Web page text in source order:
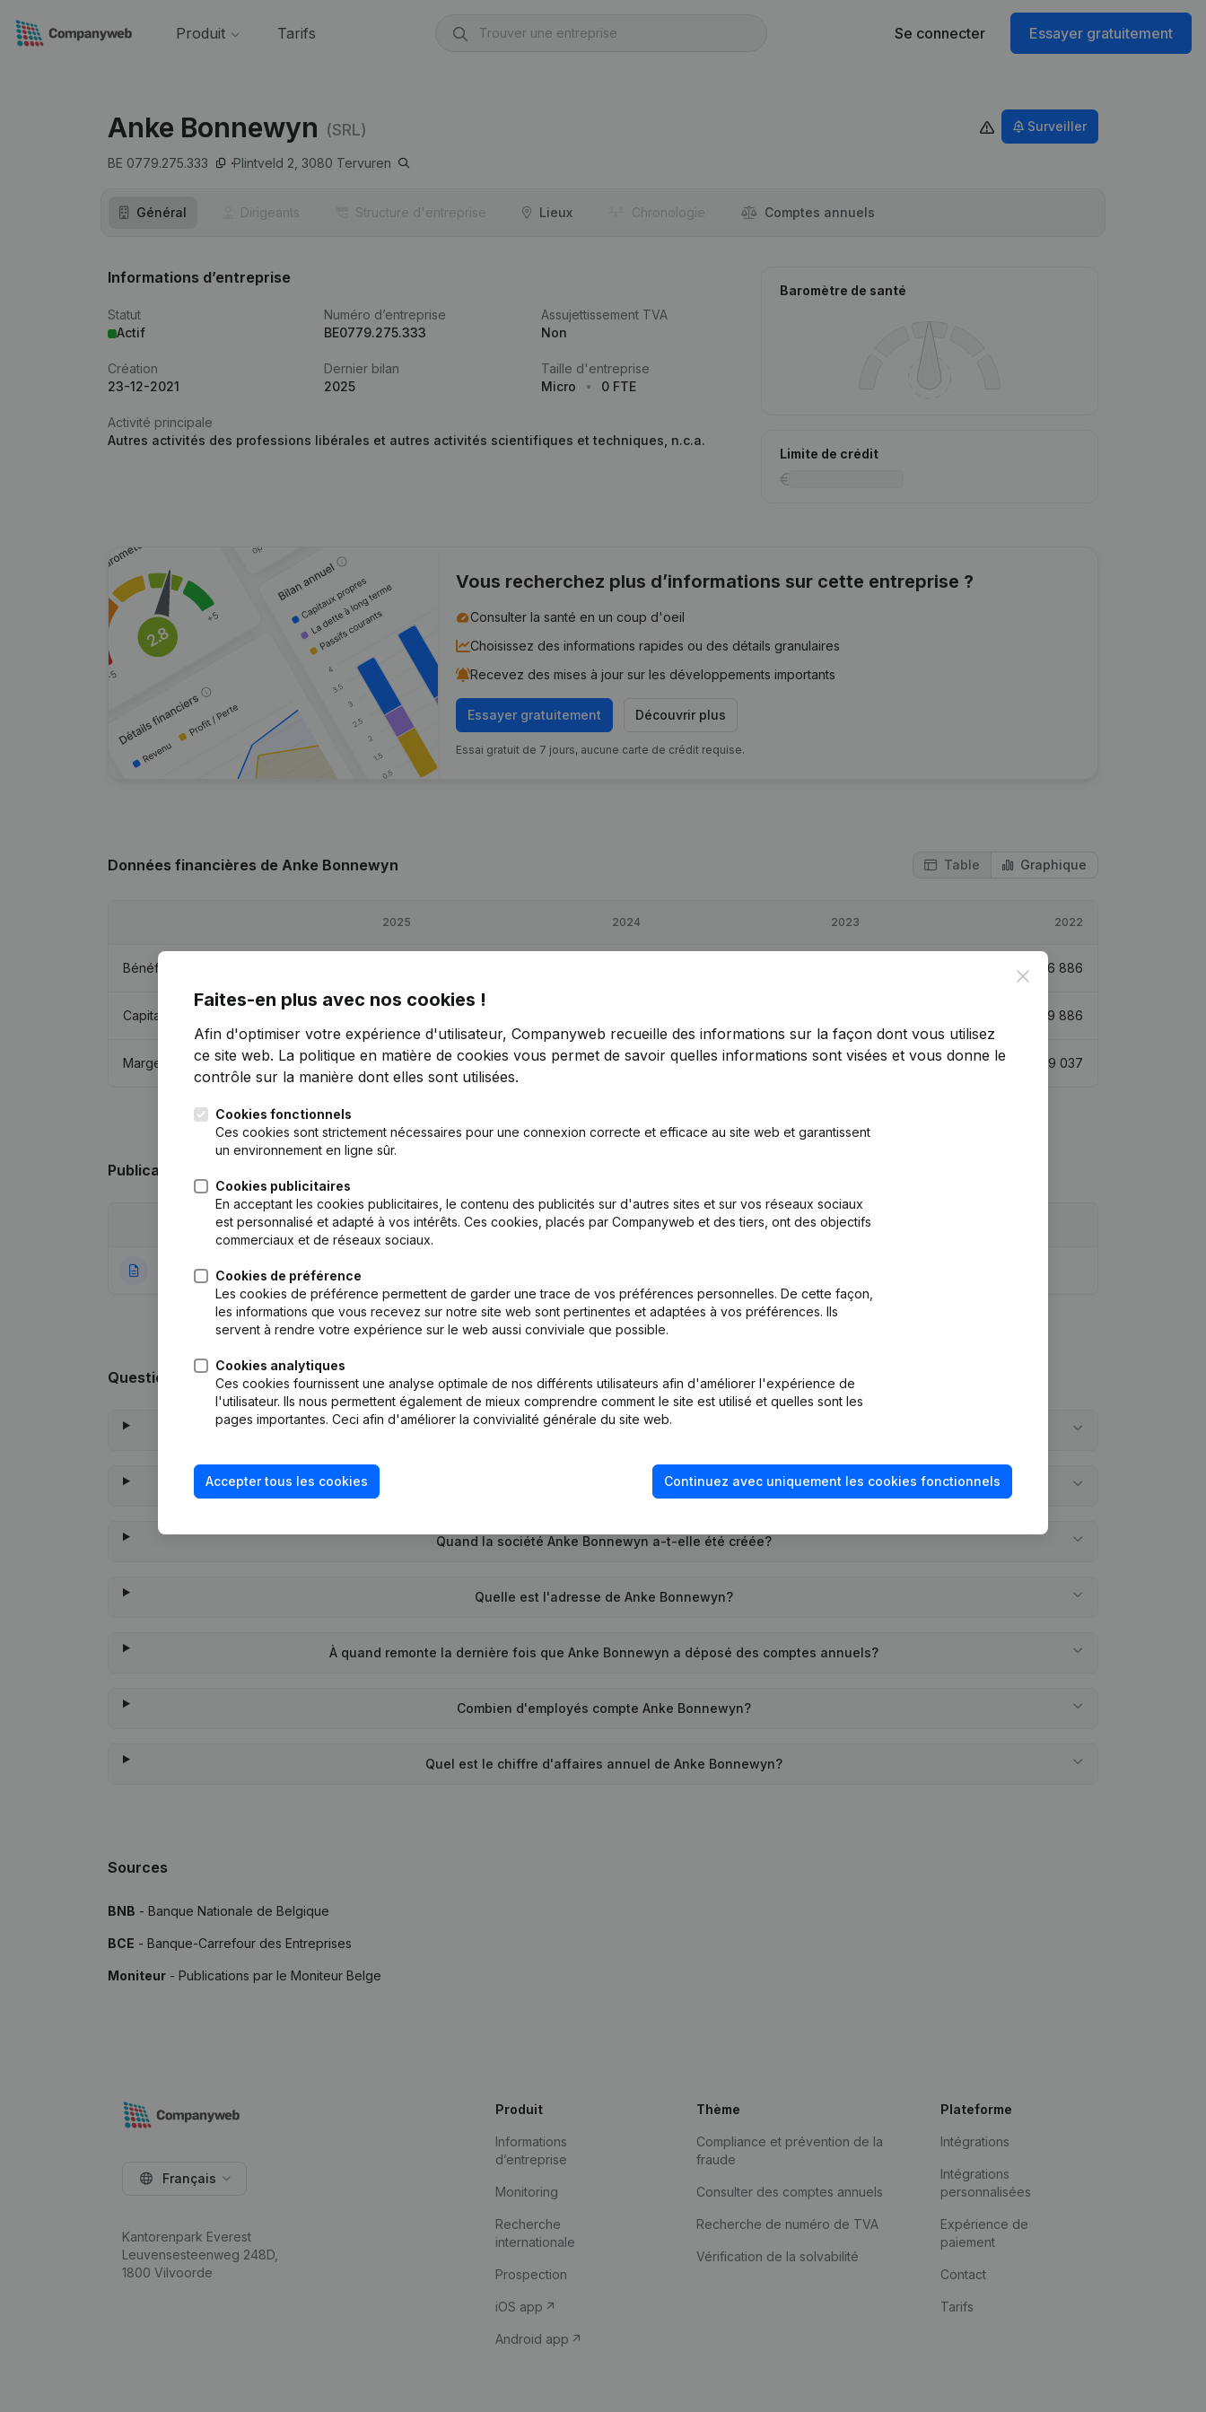
Produit Tarifs Se connecter Essayer gratuitement
Anke Bonnewyn (SRL)
BE 0779.275.333 Plintveld 2, 3080 Tervuren
Surveiller
Général Dirigeants Structure d'entreprise Lieux Chronologie Comptes annuels
Informations d’entreprise
Statut
Actif
Numéro d’entreprise
BE0779.275.333
Assujettissement TVA
Non
Création
23-12-2021
Dernier bilan
2025
Taille d'entreprise
Micro
0 FTE
Activité principale
Autres activités des professions libérales et autres activités scientifiques et techniques, n.c.a.
Baromètre de santé
Limite de crédit
Vous recherchez plus d’informations sur cette entreprise ?
Consulter la santé en un coup d'oeil
Choisissez des informations rapides ou des détails granulaires
Recevez des mises à jour sur les développements importants
Essayer gratuitement Découvrir plus
Essai gratuit de 7 jours, aucune carte de crédit requise.
Données financières de Anke Bonnewyn Table Graphique
2025 2024 2023 2022
Bénéfices/pertes 6 886
Capitaux propres 9 886
Marge brute €10 719 -2,65% €11 011 -5,23% €11 619 28,56% 9 037
Publications
Publication
27-12-2021 Rubrique Constitution (Nouvelle Personne Morale, Ouverture Succursale, etc...)
Questions fréquemment posées
Quel est le numéro d'entreprise de Anke Bonnewyn?
Quel est l'identifiant PEPPOL de Anke Bonnewyn?
Quand la société Anke Bonnewyn a-t-elle été créée?
Quelle est l'adresse de Anke Bonnewyn?
À quand remonte la dernière fois que Anke Bonnewyn a déposé des comptes annuels?
Combien d'employés compte Anke Bonnewyn?
Quel est le chiffre d'affaires annuel de Anke Bonnewyn?
Sources
BNB - Banque Nationale de Belgique
BCE - Banque-Carrefour des Entreprises
Moniteur - Publications par le Moniteur Belge
Close
Faites-en plus avec nos cookies !
Afin d'optimiser votre expérience d'utilisateur, Companyweb recueille des informations sur la façon dont vous utilisez
ce site web. La politique en matière de cookies vous permet de savoir quelles informations sont visées et vous donne le
contrôle sur la manière dont elles sont utilisées.
Cookies fonctionnels
Ces cookies sont strictement nécessaires pour une connexion correcte et efficace au site web et garantissent
un environnement en ligne sûr.
Cookies publicitaires
En acceptant les cookies publicitaires, le contenu des publicités sur d'autres sites et sur vos réseaux sociaux
est personnalisé et adapté à vos intérêts. Ces cookies, placés par Companyweb et des tiers, ont des objectifs
commerciaux et de réseaux sociaux.
Cookies de préférence
Les cookies de préférence permettent de garder une trace de vos préférences personnelles. De cette façon,
les informations que vous recevez sur notre site web sont pertinentes et adaptées à vos préférences. Ils
servent à rendre votre expérience sur le web aussi conviviale que possible.
Cookies analytiques
Ces cookies fournissent une analyse optimale de nos différents utilisateurs afin d'améliorer l'expérience de
l'utilisateur. Ils nous permettent également de mieux comprendre comment le site est utilisé et quelles sont les
pages importantes. Ceci afin d'améliorer la convivialité générale du site web.
Accepter tous les cookies Continuez avec uniquement les cookies fonctionnels
Français
Kantorenpark Everest
Leuvensesteenweg 248D,
1800 Vilvoorde
Produit
Informations
d’entreprise
Monitoring
Recherche
internationale
Prospection
iOS app
Android app
Thème
Compliance et prévention de la
fraude
Consulter des comptes annuels
Recherche de numéro de TVA
Vérification de la solvabilité
Plateforme
Intégrations
Intégrations
personnalisées
Expérience de
paiement
Contact
Tarifs